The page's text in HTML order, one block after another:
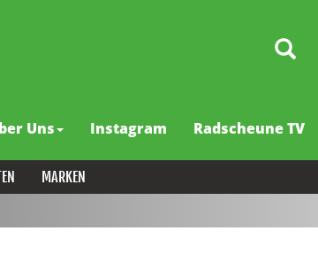
Uns Instagram Radscheune TV
MARKEN